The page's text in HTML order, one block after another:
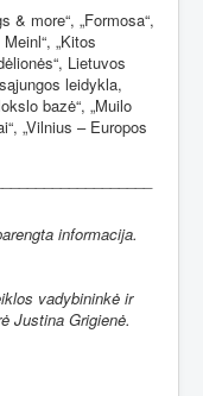
& more“, „Formosa“,
, „Kitos
, Lietuvos
leidykla,
bazė“, „Muilo
, „Vilnius – Europos
informacija.
vadybininkė ir
Justina Grigienė.